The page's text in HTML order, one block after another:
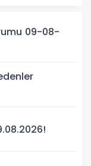
09-08-